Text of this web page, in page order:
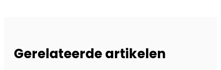
Gerelateerde artikelen